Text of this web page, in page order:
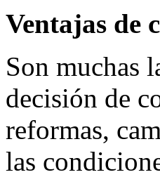
Ventajas de
Son muchas
decisión de
reformas,
las